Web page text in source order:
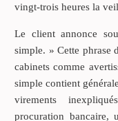
vingt-trois heures la
Le client annonce
simple. » Cette phrase
cabinets comme
simple contient
virements
procuration bancaire,